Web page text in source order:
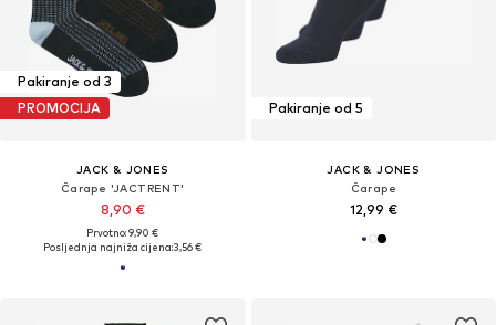
Pakiranje od 3
PROMOCIJA
JACK & JONES
Čarape 'JACTRENT'
8,90 €
Prvotno: 9,90 €
Posljednja najniža cijena:3,56 €
Pakiranje od 5
JACK & JONES
Čarape
12,99 €